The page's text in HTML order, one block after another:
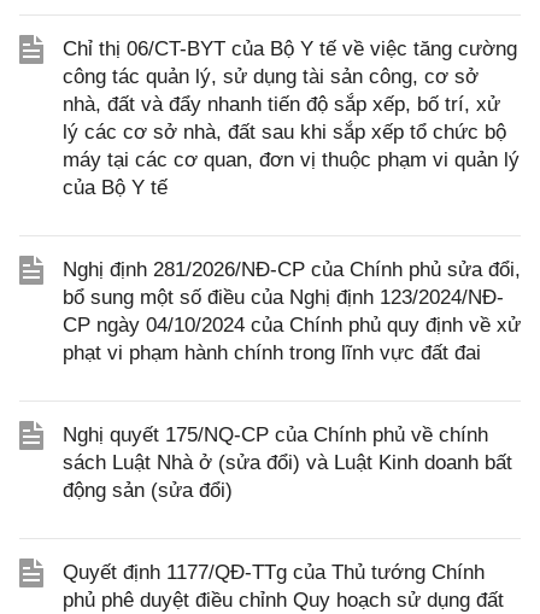
Chỉ thị 06/CT-BYT của Bộ Y tế về việc tăng cường
công tác quản lý, sử dụng tài sản công, cơ sở
nhà, đất và đẩy nhanh tiến độ sắp xếp, bố trí, xử
lý các cơ sở nhà, đất sau khi sắp xếp tổ chức bộ
máy tại các cơ quan, đơn vị thuộc phạm vi quản lý
của Bộ Y tế
Nghị định 281/2026/NĐ-CP của Chính phủ sửa đổi,
bổ sung một số điều của Nghị định 123/2024/NĐ-
CP ngày 04/10/2024 của Chính phủ quy định về xử
phạt vi phạm hành chính trong lĩnh vực đất đai
Nghị quyết 175/NQ-CP của Chính phủ về chính
sách Luật Nhà ở (sửa đổi) và Luật Kinh doanh bất
động sản (sửa đổi)
Quyết định 1177/QĐ-TTg của Thủ tướng Chính
phủ phê duyệt điều chỉnh Quy hoạch sử dụng đất